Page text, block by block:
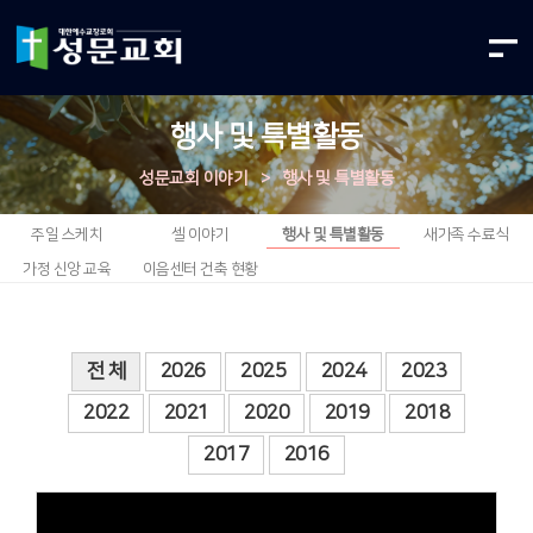
행사 및 특별활동
성문교회 이야기 > 행사 및 특별활동
주일 스케치 셀 이야기 행사 및 특별활동 새가족 수료식
가정 신앙 교육 이음센터 건축 현황
전 체 2026 2025 2024
2023
2022
2021 2020 2019
2018
2017
2016